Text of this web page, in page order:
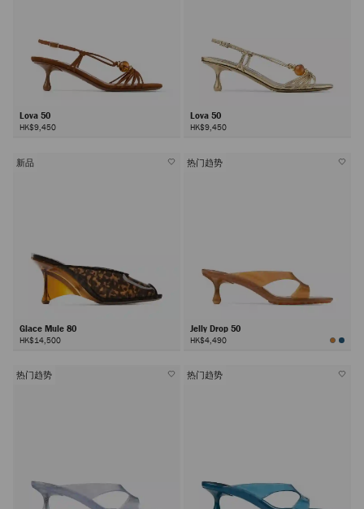
Lova 50
HK$9,450
Lova 50
HK$9,450
新品
Glace Mule 80
HK$14,500
热门趋势
Jelly Drop 50
HK$4,490
热门趋势 热门趋势